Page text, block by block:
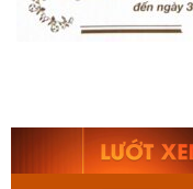
Mua ngay